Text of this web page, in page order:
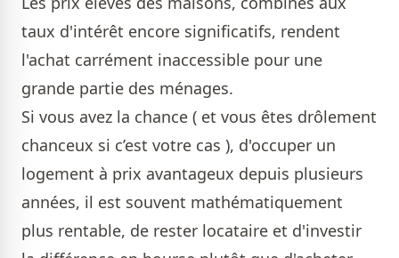
taux d'intérêt encore significatifs, rendent
l'achat carrément inaccessible pour une
grande partie des ménages.
Si vous avez la chance ( et vous êtes drôlement
chanceux si c’est votre cas ), d'occuper un
logement à prix avantageux depuis plusieurs
années, il est souvent mathématiquement
plus rentable, de rester locataire et d'investir